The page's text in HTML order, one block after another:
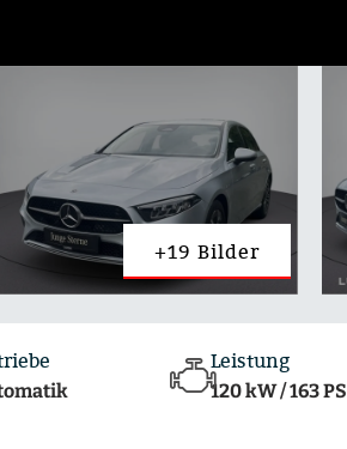
+19 Bilder
Leistung
120 kW / 163 PS